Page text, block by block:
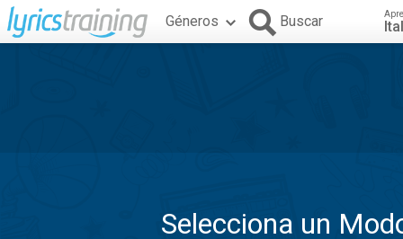
Géneros Buscar
Selecciona un